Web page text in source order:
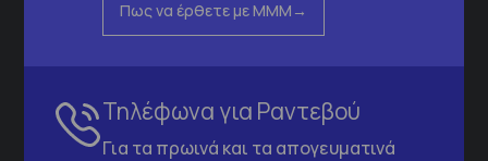
Πως να έρθετε με ΜΜΜ
Τηλέφωνα για Ραντεβού
Για τα πρωινά και τα απογευματινά